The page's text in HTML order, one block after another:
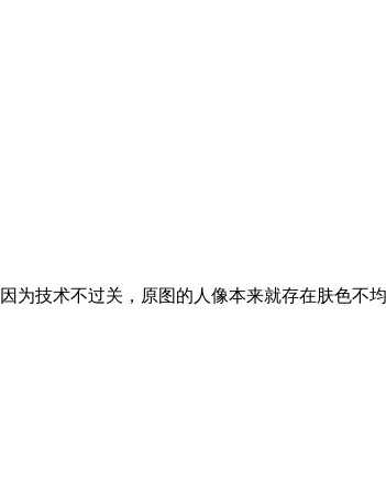
为技术不过关，原图的人像本来就存在肤色不